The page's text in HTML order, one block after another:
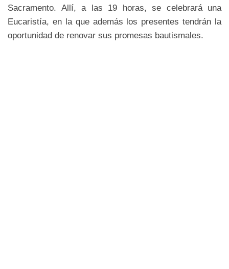
Sacramento. Allí, a las 19 horas, se celebrará una
Eucaristía, en la que además los presentes tendrán la
oportunidad de renovar sus promesas bautismales.